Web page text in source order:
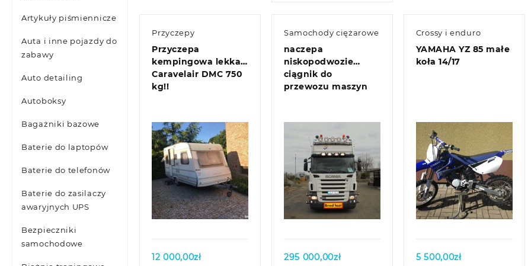
Artykuły piśmiennicze
Auta i inne pojazdy do
zabawy
Auto detailing
Autoboksy
Bagażniki bazowe
Baterie do laptopów
Baterie do telefonów
Baterie do zasilaczy
awaryjnych UPS
Bezpieczniki
samochodowe
Przyczepy
Przyczepa
kempingowa lekka
Caravelair DMC 750
kg!!
Quick view
12 000,00zł
Samochody ciężarowe
naczepa
niskopodwozie
ciągnik do
przewozu maszyn
Quick view
295 000,00zł
Crossy i enduro
YAMAHA YZ 85 małe
koła 14/17
Quick view
5 500,00zł